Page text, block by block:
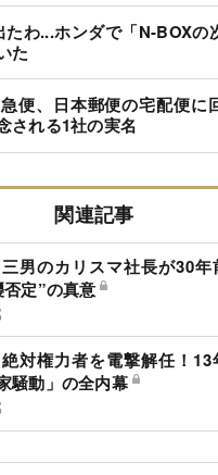
たわ...ホンダで「N-BOXの
た
便、日本郵便の宅配便に
される1社の実名
関連記事
三男のカリスマ社長が30年
定”の真意
対権力者を電撃解任！13
騒動」の全内幕